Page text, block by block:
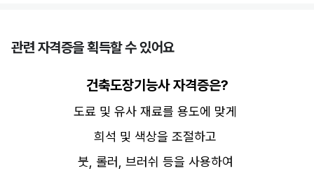
페인트공이 된다면
관련 자격증을 획득할 수 있어요
건축도장기능사 자격증은?
도료 및 유사 재료를 용도에 맞게
희석 및 색상을 조절하고
붓, 롤러, 브러쉬 등을 사용하여